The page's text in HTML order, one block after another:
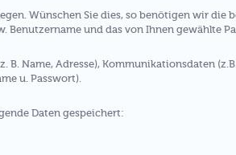
Wünschen Sie dies, so benötigen wir die
Benutzername und das von Ihnen gewählte
Name, Adresse), Kommunikationsdaten
u. Passwort).
Daten gespeichert: